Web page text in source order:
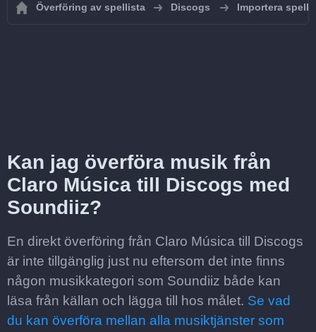
Överföring av spellista Discogs Importera
Kan jag överföra musik från
Claro Música till Discogs med
Soundiiz?
En direkt överföring från Claro Música till Discogs
är inte tillgänglig just nu eftersom det inte finns
någon musikkategori som Soundiiz både kan
läsa från källan och lägga till hos målet. Se vad
du kan överföra mellan alla musiktjänster som